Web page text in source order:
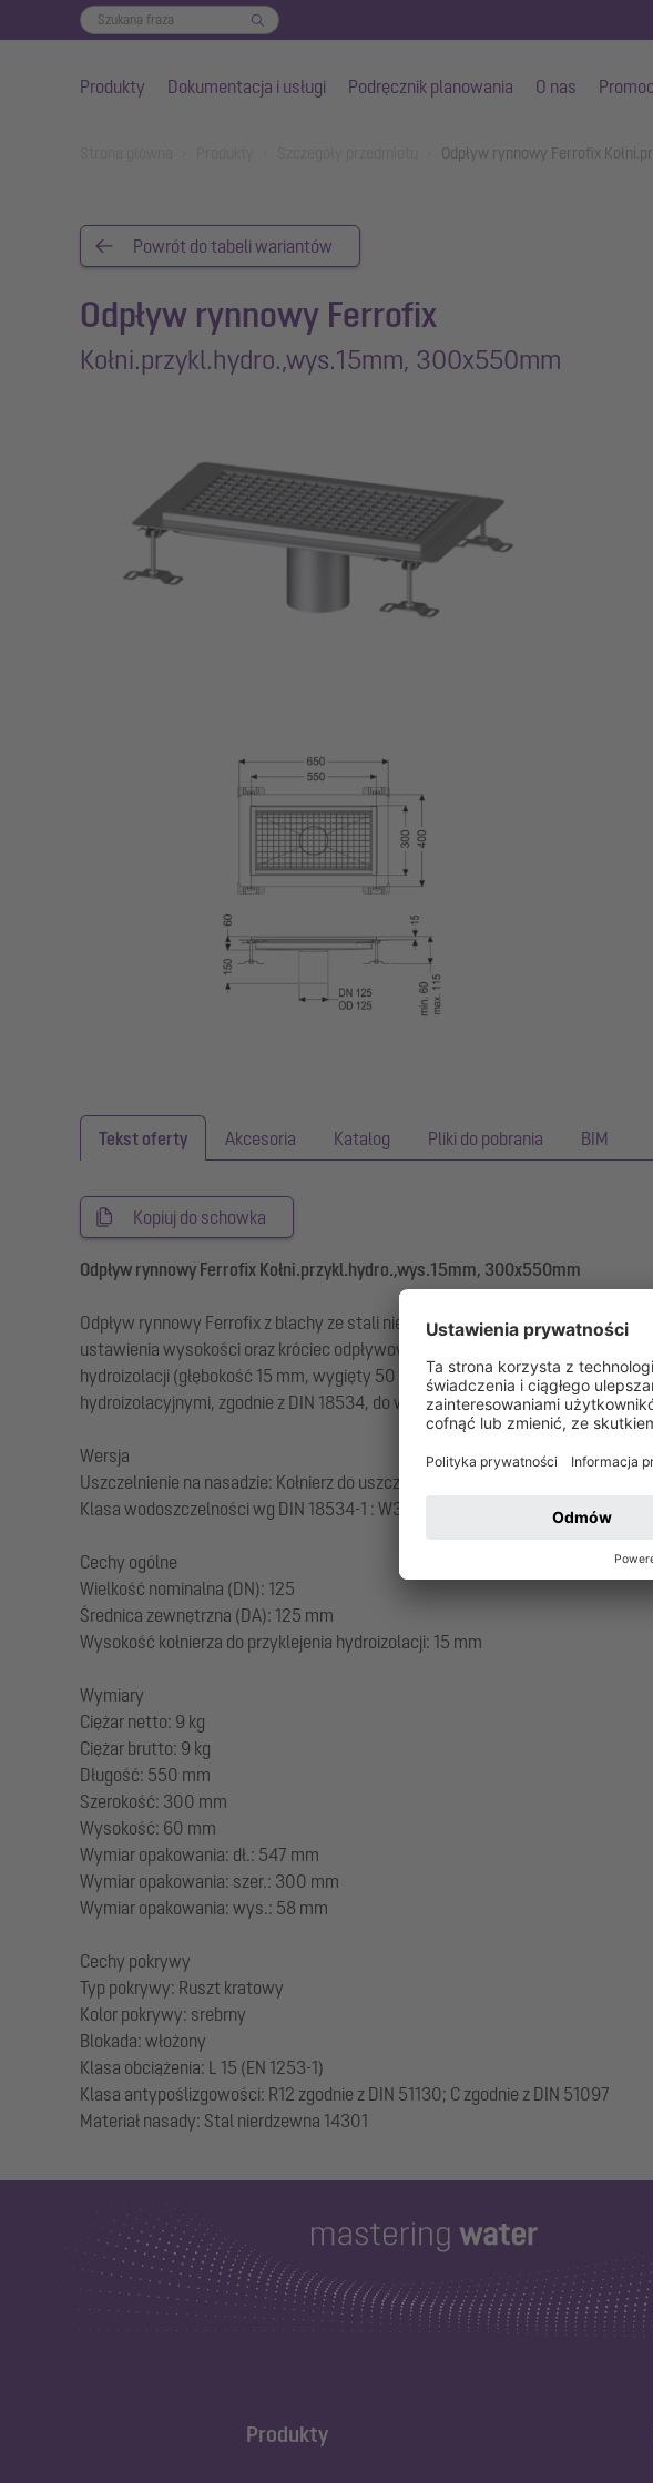
Produkty Dokumentacja i usługi Podręcznik planowania O nas
Odpływ rynnowy Ferrofix
Powrót do tabeli wariantów
Odpływ rynnowy Ferrofix
Kołni.przykl.hydro.,wys.15mm, 300x550mm
Tekst oferty Akcesoria Katalog Pliki do pobrania BIM
Kopiuj do schowka
Odpływ rynnowy Ferrofix Kołni.przykl.hydro.,wys.15mm, 300x550mm
Odpływ rynnowy Ferrofix z blachy ze stali nierdzewnej o grubości 2,0 mm
ustawienia wysokości oraz króciec odpływowy ze stali nierdzewnej. Profil
hydroizolacji (głębokość 15 mm, wygięty 50 mm na zewnątrz) ze spawanymi
hydroizolacyjnymi, zgodnie z DIN 18534, do wszystkich klas obciążenia wodą.
Wersja
Uszczelnienie na nasadzie: Kołnierz do uszczelnień klejonych (odpowiedni do
Klasa wodoszczelności wg DIN 18534-1 : W3-I
Cechy ogólne
Wielkość nominalna (DN): 125
Średnica zewnętrzna (DA): 125 mm
Wysokość kołnierza do przyklejenia hydroizolacji: 15 mm
Wymiary
Ciężar netto: 9 kg
Ciężar brutto: 9 kg
Długość: 550 mm
Szerokość: 300 mm
Wysokość: 60 mm
Wymiar opakowania: dł.: 547 mm
Wymiar opakowania: szer.: 300 mm
Wymiar opakowania: wys.: 58 mm
Cechy pokrywy
Typ pokrywy: Ruszt kratowy
Kolor pokrywy: srebrny
Blokada: włożony
Klasa obciążenia: L 15 (EN 1253-1)
Klasa antypoślizgowości: R12 zgodnie z DIN 51130; C zgodnie z DIN 51097
Produkty